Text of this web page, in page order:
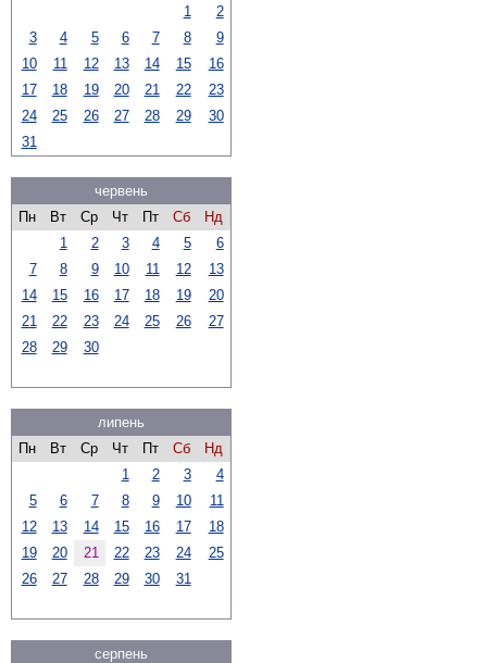
1
2
3
4 5 6 7 8
9
10
11 12 13 14 15
16
17
18 19 20 21 22
23
24
25 26 27 28 29
30
31
червень
Пн
Вт Ср Чт Пт Сб
Нд
1
2 3 4 5
6
7
8 9 10 11 12
13
14
15 16 17 18 19
20
21
22 23 24 25 26
27
28
29 30
липень
Пн
Вт Ср Чт Пт Сб
Нд
1
2 3
4
5
6 7 8 9 10
11
12
13 14 15 16 17
18
19
20 21 22 23 24
25
26
27 28 29 30 31
серпень